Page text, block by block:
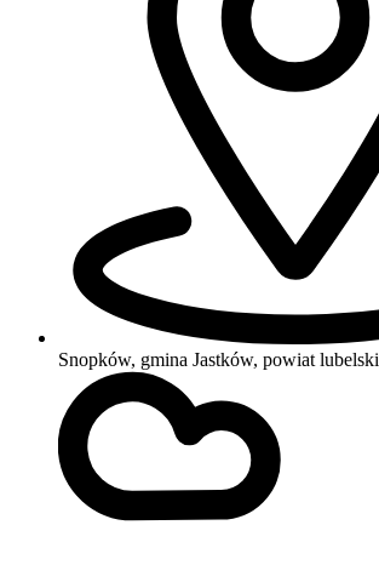
Snopków, gmina Jastków, powiat lubelski